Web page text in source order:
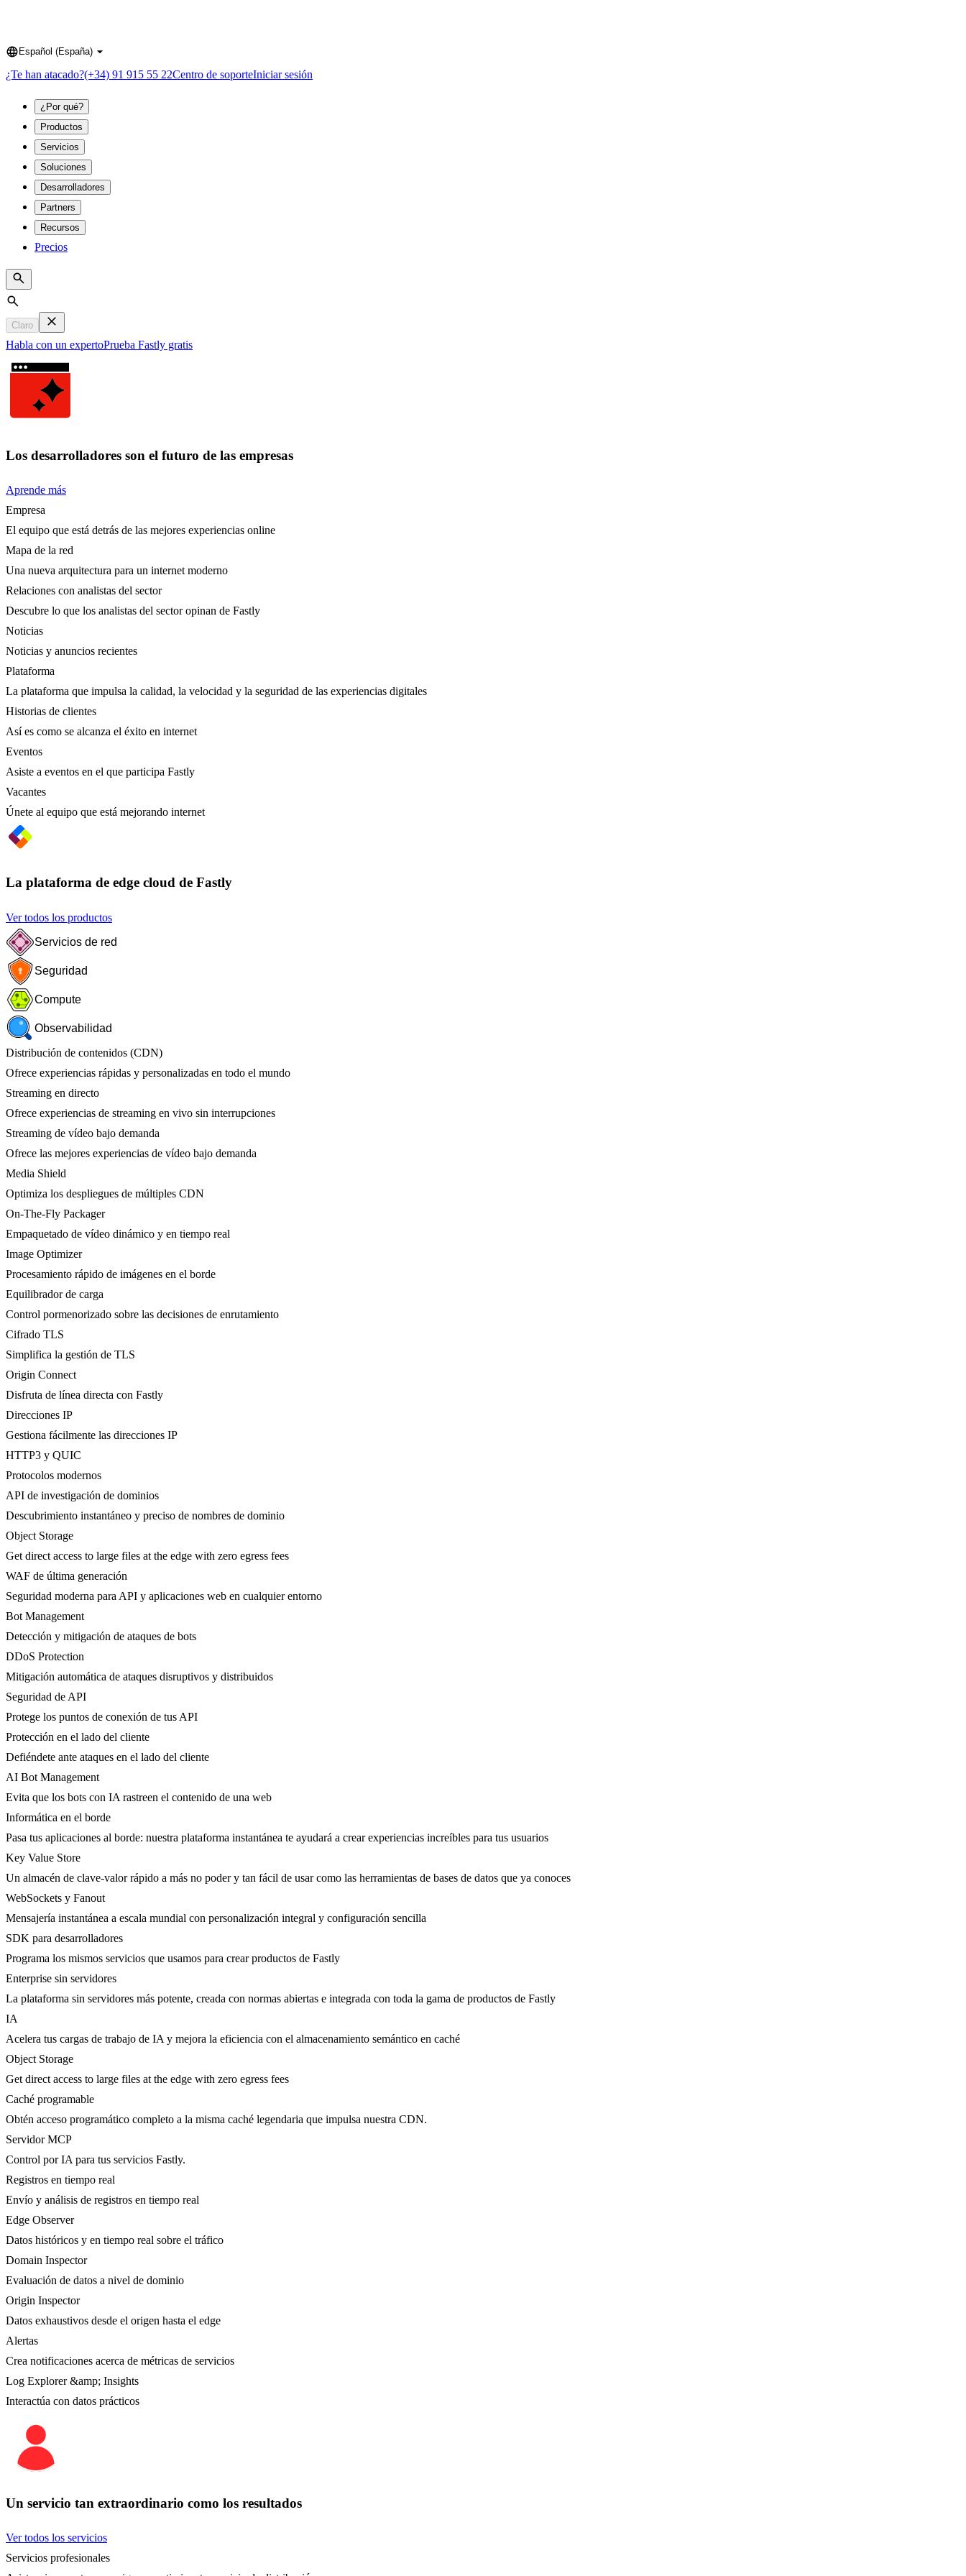
Language
Español (España)
¿Te han atacado?(+34) 91 915 55 22Centro de soporteIniciar sesión
¿Por qué?
Productos
Servicios
Soluciones
Desarrolladores
Partners
Recursos
Precios
Search
Claro
Habla con un expertoPrueba Fastly gratis
Los desarrolladores son el futuro de las empresas
Aprende más
Empresa
El equipo que está detrás de las mejores experiencias online
Mapa de la red
Una nueva arquitectura para un internet moderno
Relaciones con analistas del sector
Descubre lo que los analistas del sector opinan de Fastly
Noticias
Noticias y anuncios recientes
Plataforma
La plataforma que impulsa la calidad, la velocidad y la seguridad de las experiencias digitales
Historias de clientes
Así es como se alcanza el éxito en internet
Eventos
Asiste a eventos en el que participa Fastly
Vacantes
Únete al equipo que está mejorando internet
La plataforma de edge cloud de Fastly
Ver todos los productos
Servicios de red
Seguridad
Compute
Observabilidad
Distribución de contenidos (CDN)
Ofrece experiencias rápidas y personalizadas en todo el mundo
Streaming en directo
Ofrece experiencias de streaming en vivo sin interrupciones
Streaming de vídeo bajo demanda
Ofrece las mejores experiencias de vídeo bajo demanda
Media Shield
Optimiza los despliegues de múltiples CDN
On-The-Fly Packager
Empaquetado de vídeo dinámico y en tiempo real
Image Optimizer
Procesamiento rápido de imágenes en el borde
Equilibrador de carga
Control pormenorizado sobre las decisiones de enrutamiento
Cifrado TLS
Simplifica la gestión de TLS
Origin Connect
Disfruta de línea directa con Fastly
Direcciones IP
Gestiona fácilmente las direcciones IP
HTTP3 y QUIC
Protocolos modernos
API de investigación de dominios
Descubrimiento instantáneo y preciso de nombres de dominio
Object Storage
Get direct access to large files at the edge with zero egress fees
WAF de última generación
Seguridad moderna para API y aplicaciones web en cualquier entorno
Bot Management
Detección y mitigación de ataques de bots
DDoS Protection
Mitigación automática de ataques disruptivos y distribuidos
Seguridad de API
Protege los puntos de conexión de tus API
Protección en el lado del cliente
Defiéndete ante ataques en el lado del cliente
AI Bot Management
Evita que los bots con IA rastreen el contenido de una web
Informática en el borde
Pasa tus aplicaciones al borde: nuestra plataforma instantánea te ayudará a crear experiencias increíbles para tus usuarios
Key Value Store
Un almacén de clave-valor rápido a más no poder y tan fácil de usar como las herramientas de bases de datos que ya conoces
WebSockets y Fanout
Mensajería instantánea a escala mundial con personalización integral y configuración sencilla
SDK para desarrolladores
Programa los mismos servicios que usamos para crear productos de Fastly
Enterprise sin servidores
La plataforma sin servidores más potente, creada con normas abiertas e integrada con toda la gama de productos de Fastly
IA
Acelera tus cargas de trabajo de IA y mejora la eficiencia con el almacenamiento semántico en caché
Object Storage
Get direct access to large files at the edge with zero egress fees
Caché programable
Obtén acceso programático completo a la misma caché legendaria que impulsa nuestra CDN.
Servidor MCP
Control por IA para tus servicios Fastly.
Registros en tiempo real
Envío y análisis de registros en tiempo real
Edge Observer
Datos históricos y en tiempo real sobre el tráfico
Domain Inspector
Evaluación de datos a nivel de dominio
Origin Inspector
Datos exhaustivos desde el origen hasta el edge
Alertas
Crea notificaciones acerca de métricas de servicios
Log Explorer &amp; Insights
Interactúa con datos prácticos
Un servicio tan extraordinario como los resultados
Ver todos los servicios
Servicios profesionales